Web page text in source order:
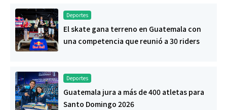
Deportes
El skate gana terreno en Guatemala con
una competencia que reunió a 30 riders
Deportes
Guatemala jura a más de 400 atletas para
Santo Domingo 2026